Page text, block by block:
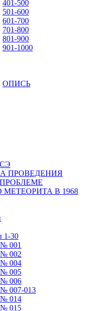
401-500
501-600
601-700
701-800
801-900
901-1000
ОПИСЬ
ПРОВЕДЕНИЯ
В 1968
1-30
001
002
004
005
006
007-013
014
015